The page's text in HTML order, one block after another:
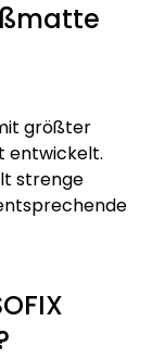
größter
entwickelt.
strenge